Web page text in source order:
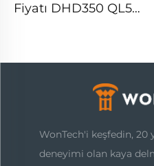
Fiyatı DHD350 QL50
Pernosu için Kuyu
Kaçırma
WonTech'i keşfedin, 20
deneyimi olan kaya